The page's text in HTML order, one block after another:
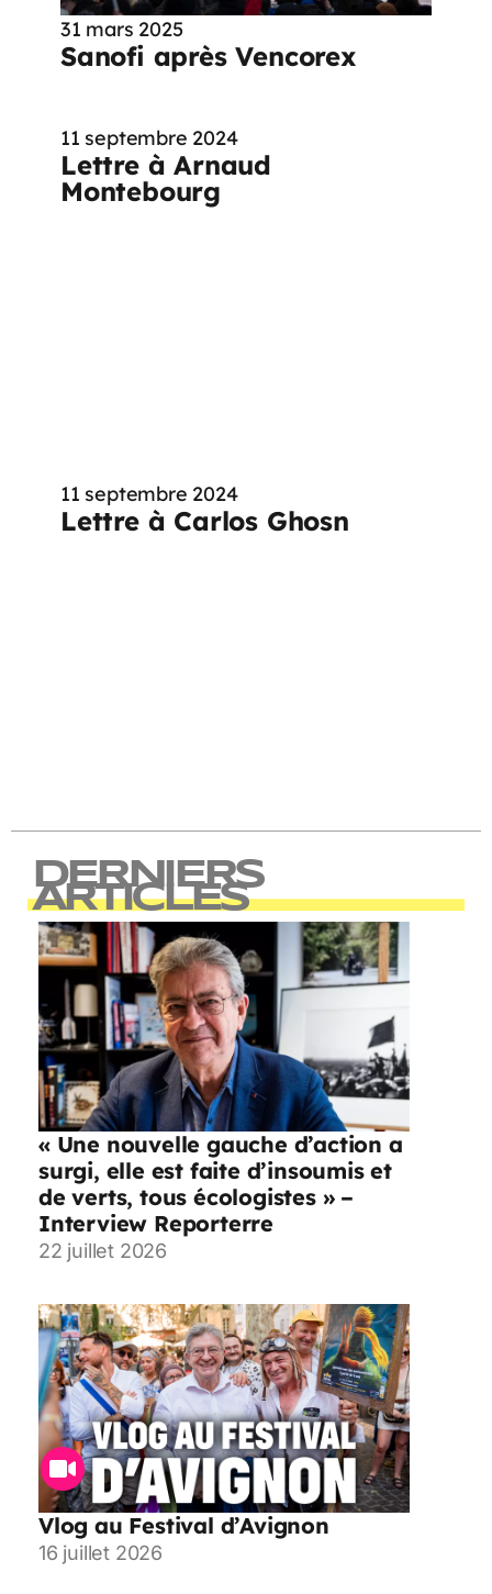
31 mars 2025
Sanofi après Vencorex
11 septembre 2024
Lettre à Arnaud
Montebourg
11 septembre 2024
Lettre à Carlos Ghosn
DERNIERS
ARTICLES
« Une nouvelle gauche d’action a
surgi, elle est faite d’insoumis et
de verts, tous écologistes » –
Interview Reporterre
22 juillet 2026
Vlog au Festival d’Avignon
16 juillet 2026